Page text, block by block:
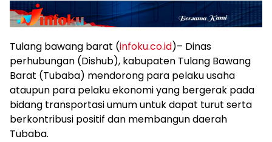
Tulang bawang barat (infoku.co.id)– Dinas
perhubungan (Dishub), kabupaten Tulang Bawang
Barat (Tubaba) mendorong para pelaku usaha
ataupun para pelaku ekonomi yang bergerak pada
bidang transportasi umum untuk dapat turut serta
berkontribusi positif dan membangun daerah
Tubaba.